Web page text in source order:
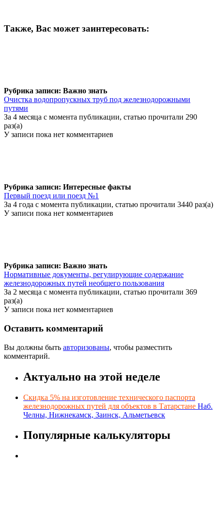
Также, Вас может заинтересовать:
Рубрика записи: Важно знать
Очистка водопропускных труб под железнодорожными
путями
За 4 месяца с момента публикации, статью прочитали 290
раз(а)
У записи пока нет комментариев
Рубрика записи: Интересные факты
Первый поезд или поезд №1
За 4 года с момента публикации, статью прочитали 3440 раз(а)
У записи пока нет комментариев
Рубрика записи: Важно знать
Нормативные документы, регулирующие содержание
железнодорожных путей необщего пользования
За 2 месяца с момента публикации, статью прочитали 369
раз(а)
У записи пока нет комментариев
Оставить комментарий
Вы должны быть авторизованы, чтобы разместить
комментарий.
Актуально на этой неделе
Скидка 5% на изготовление технического паспорта
железнодорожных путей для объектов в Татарстане Наб.
Челны, Нижнекамск, Заинск, Альметьевск
Популярные калькуляторы